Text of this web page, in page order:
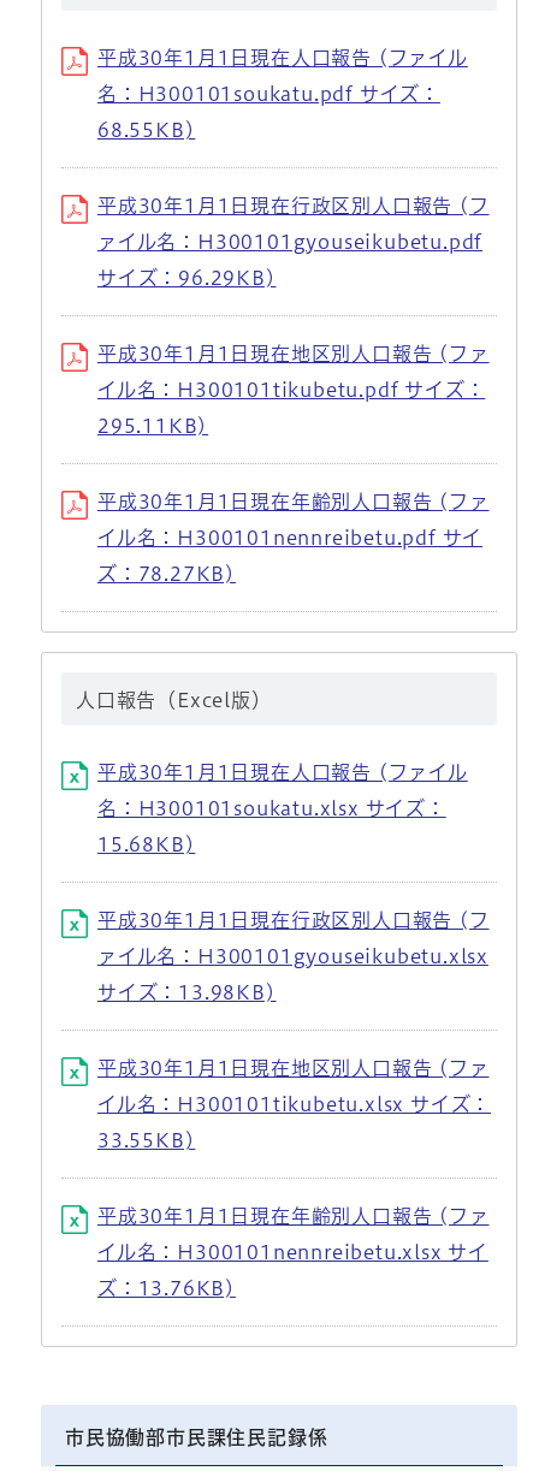
平成30年1月1日現在人口報告 (ファイル
名：H300101soukatu.pdf サイズ：
68.55KB)
平成30年1月1日現在行政区別人口報告 (フ
ァイル名：H300101gyouseikubetu.pdf
サイズ：96.29KB)
平成30年1月1日現在地区別人口報告 (ファ
イル名：H300101tikubetu.pdf サイズ：
295.11KB)
平成30年1月1日現在年齢別人口報告 (ファ
イル名：H300101nennreibetu.pdf サイ
ズ：78.27KB)
人口報告（Excel版）
平成30年1月1日現在人口報告 (ファイル
名：H300101soukatu.xlsx サイズ：
15.68KB)
平成30年1月1日現在行政区別人口報告 (フ
ァイル名：H300101gyouseikubetu.xlsx
サイズ：13.98KB)
平成30年1月1日現在地区別人口報告 (ファ
イル名：H300101tikubetu.xlsx サイズ：
33.55KB)
平成30年1月1日現在年齢別人口報告 (ファ
イル名：H300101nennreibetu.xlsx サイ
ズ：13.76KB)
市民協働部市民課住民記録係